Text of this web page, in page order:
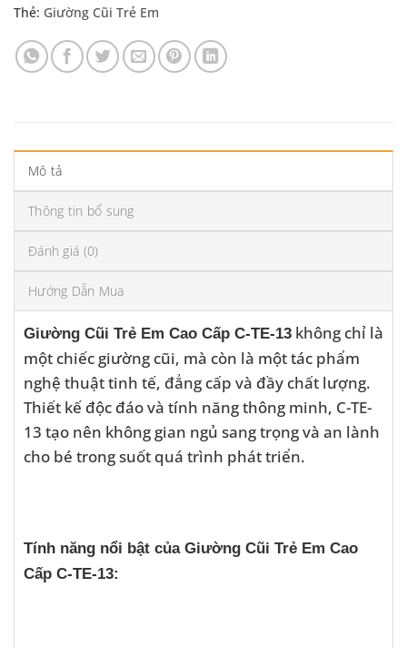
Thẻ: Giường Cũi Trẻ Em
Mô tả
Thông tin bổ sung
Đánh giá (0)
Hướng Dẫn Mua
Giường Cũi Trẻ Em Cao Cấp C-TE-13 không chỉ là
một chiếc giường cũi, mà còn là một tác phẩm
nghệ thuật tinh tế, đẳng cấp và đầy chất lượng.
Thiết kế độc đáo và tính năng thông minh, C-TE-
13 tạo nên không gian ngủ sang trọng và an lành
cho bé trong suốt quá trình phát triển.
Tính năng nổi bật của Giường Cũi Trẻ Em Cao
Cấp C-TE-13: